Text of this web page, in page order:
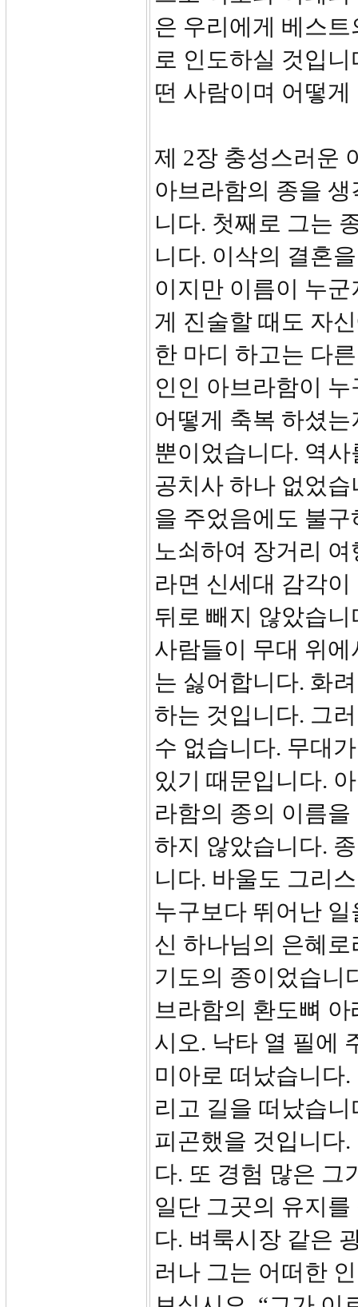
은 우리에게 베스트
로 인도하실 것입
떤 사람이며 어떻
제 2장 충성스러운
아브라함의 종을
니다. 첫째로 그는
니다. 이삭의 결혼
이지만 이름이 누
게 진술할 때도 자
한 마디 하고는 다
인인 아브라함이
어떻게 축복 하셨
뿐이었습니다. 역
공치사 하나 없었
을 주었음에도 불
노쇠하여 장거리
라면 신세대 감각
뒤로 빼지 않았습
사람들이 무대 위
는 싫어합니다. 화
하는 것입니다. 그
수 없습니다. 무대
있기 때문입니다.
라함의 종의 이름
하지 않았습니다.
니다. 바울도 그리
누구보다 뛰어난
신 하나님의 은혜
기도의 종이었습니
브라함의 환도뼈
시오. 낙타 열 필에
미아로 떠났습니다
리고 길을 떠났습
피곤했을 것입니다
다. 또 경험 많은 그
일단 그곳의 유지
다. 벼룩시장 같은
러나 그는 어떠한